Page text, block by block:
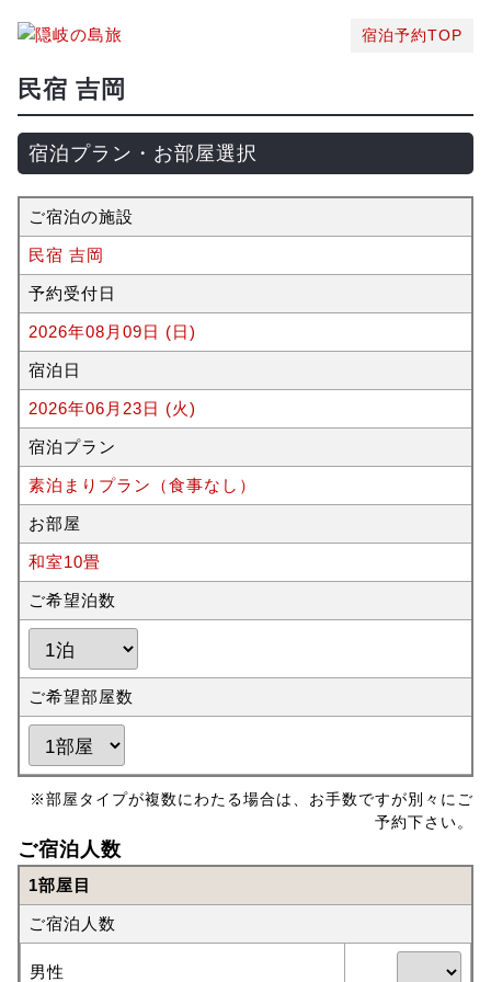
宿泊予約TOP
民宿 吉岡
宿泊プラン・お部屋選択
ご宿泊の施設
民宿 吉岡
予約受付日
2026年08月09日 (日)
宿泊日
2026年06月23日 (火)
宿泊プラン
素泊まりプラン（食事なし）
お部屋
和室10畳
ご希望泊数
ご希望部屋数
※部屋タイプが複数にわたる場合は、お手数ですが別々にご
予約下さい。
ご宿泊人数
1部屋目
ご宿泊人数
男性